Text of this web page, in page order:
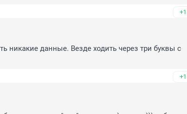
никакие данные. Везде ходить через три буквы с